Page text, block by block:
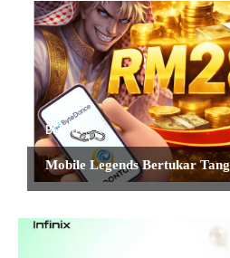
BERITA
Mobile Legends Bertukar